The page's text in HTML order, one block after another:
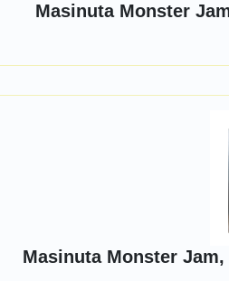
Masinuta Monster
Masinuta Monster Jam,